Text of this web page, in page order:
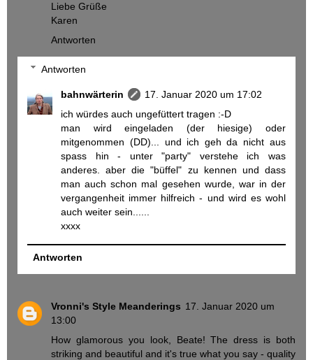
Liebe Grüße
Karen
Antworten
Antworten
bahnwärterin
17. Januar 2020 um 17:02
ich würdes auch ungefüttert tragen :-D
man wird eingeladen (der hiesige) oder
mitgenommen (DD)... und ich geh da nicht aus
spass hin - unter "party" verstehe ich was
anderes. aber die "büffel" zu kennen und dass
man auch schon mal gesehen wurde, war in der
vergangenheit immer hilfreich - und wird es wohl
auch weiter sein......
xxxx
Antworten
Vronni's Style Meanderings 17. Januar 2020 um
13:00
How glamorous you look, Beate! The dress is both
striking and beautiful and it's true what you say - quality